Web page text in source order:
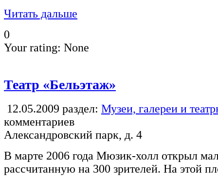
Читать дальше
0
Your rating: None
Театр «Бельэтаж»
12.05.2009 раздел: Музеи, галереи и
комментариев
Александровский парк, д. 4
В марте 2006 года Мюзик-холл открыл
рассчитанную на 300 зрителей. На этой